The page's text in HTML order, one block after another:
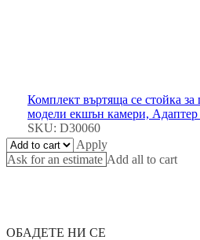
Комплект въртяща се стойка за
модели екшън камери, Адаптер
SKU: D30060
Apply
Ask for an estimate Add all to cart
ОБАДЕТЕ НИ СЕ